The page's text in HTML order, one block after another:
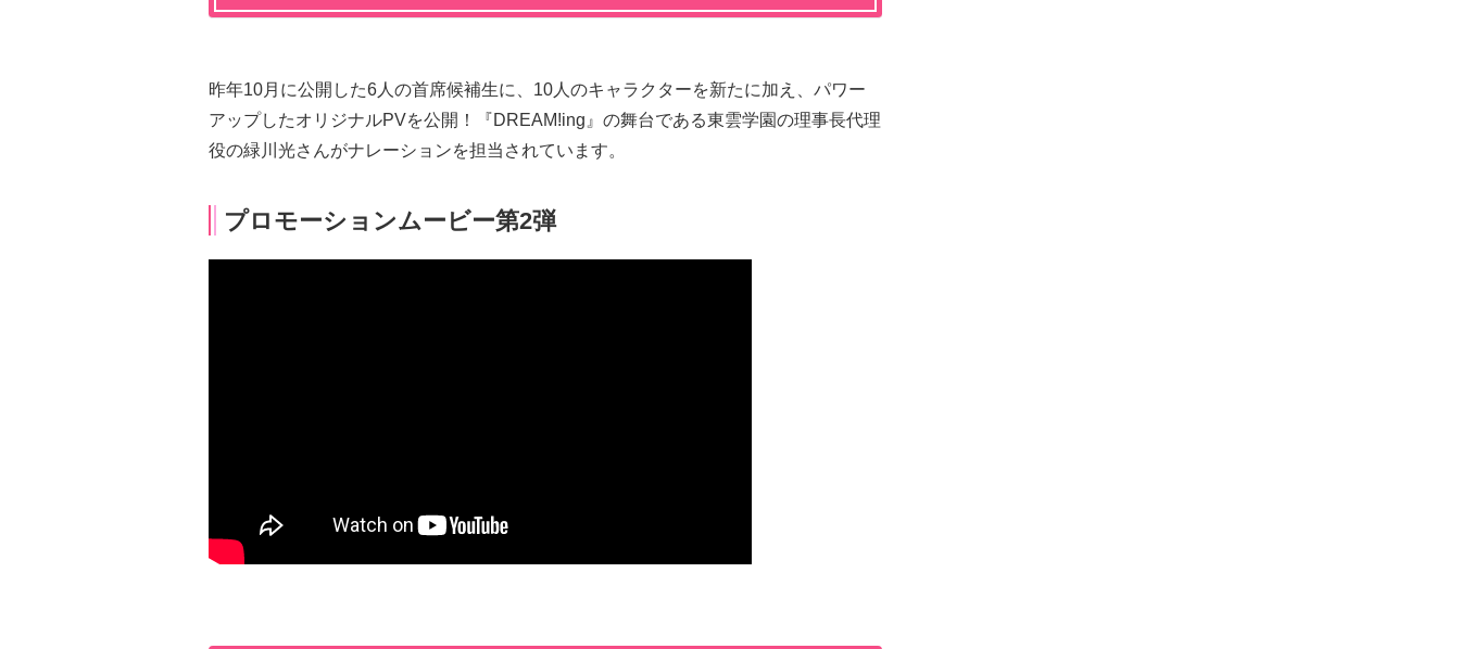
昨年10月に公開した6人の首席候補生に、10人のキャラクターを新たに加え、パワー
アップしたオリジナルPVを公開！『DREAM!ing』の舞台である東雲学園の理事長代理
役の緑川光さんがナレーションを担当されています。
プロモーションムービー第2弾